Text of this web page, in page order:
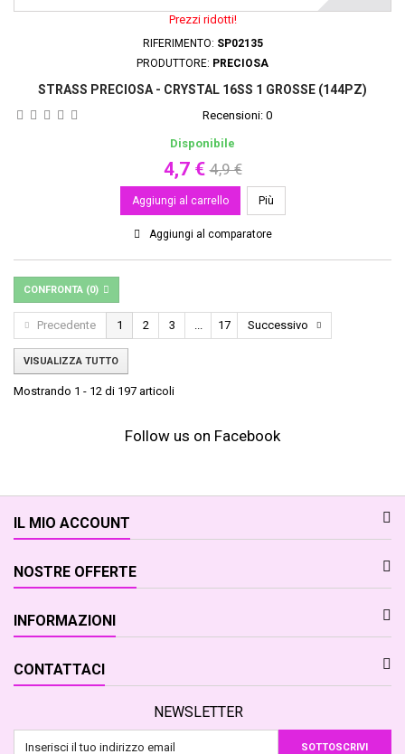
Prezzi ridotti!
RIFERIMENTO: SP02135
PRODUTTORE: PRECIOSA
STRASS PRECIOSA - CRYSTAL 16SS 1 GROSSE (144PZ)
Recensioni: 0
Disponibile
4,7 € 4,9 €
Aggiungi al carrello Più
Aggiungi al comparatore
CONFRONTA (0)
Precedente 1 2 3 17 Successivo
VISUALIZZA TUTTO
Mostrando 1 - 12 di 197 articoli
Follow us on Facebook
IL MIO ACCOUNT
NOSTRE OFFERTE
INFORMAZIONI
CONTATTACI
NEWSLETTER
SOTTOSCRIVI